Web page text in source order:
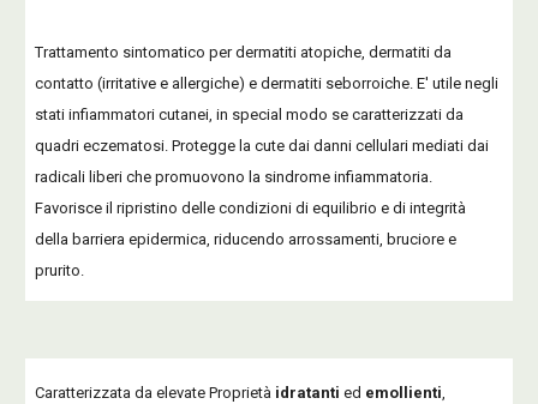
Trattamento sintomatico per dermatiti atopiche, dermatiti da
contatto (irritative e allergiche) e dermatiti seborroiche. E' utile negli
stati infiammatori cutanei, in special modo se caratterizzati da
quadri eczematosi. Protegge la cute dai danni cellulari mediati dai
radicali liberi che promuovono la sindrome infiammatoria.
Favorisce il ripristino delle condizioni di equilibrio e di integrità
della barriera epidermica, riducendo arrossamenti, bruciore e
prurito.
Caratterizzata da elevate Proprietà idratantied emollienti,